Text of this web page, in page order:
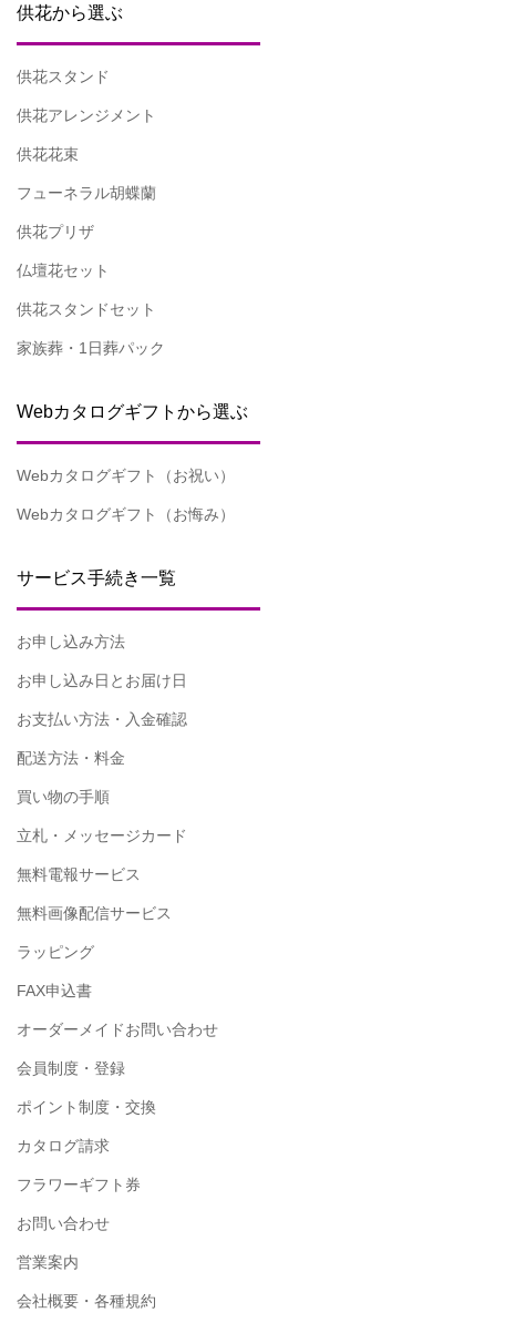
供花から選ぶ
供花スタンド
供花アレンジメント
供花花束
フューネラル胡蝶蘭
供花プリザ
仏壇花セット
供花スタンドセット
家族葬・1日葬パック
Webカタログギフトから選ぶ
Webカタログギフト（お祝い）
Webカタログギフト（お悔み）
サービス手続き一覧
お申し込み方法
お申し込み日とお届け日
お支払い方法・入金確認
配送方法・料金
買い物の手順
立札・メッセージカード
無料電報サービス
無料画像配信サービス
ラッピング
FAX申込書
オーダーメイドお問い合わせ
会員制度・登録
ポイント制度・交換
カタログ請求
フラワーギフト券
お問い合わせ
営業案内
会社概要・各種規約